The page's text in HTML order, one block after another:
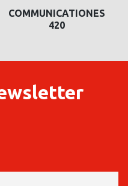
COMMUNICATIONES
420